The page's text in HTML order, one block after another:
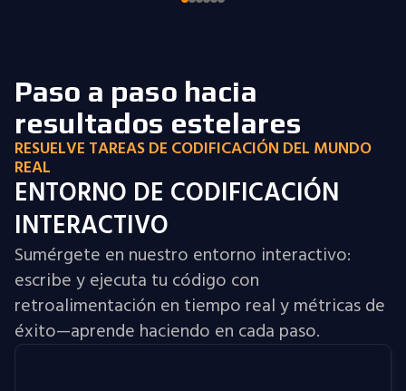
Paso a paso hacia
resultados estelares
RESUELVE TAREAS DE CODIFICACIÓN DEL MUNDO
REAL
ENTORNO DE CODIFICACIÓN
INTERACTIVO
Sumérgete en nuestro entorno interactivo:
escribe y ejecuta tu código con
retroalimentación en tiempo real y métricas de
éxito—aprende haciendo en cada paso.